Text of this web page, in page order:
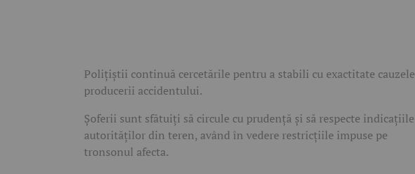
Polițiștii continuă cercetările pentru a stabili cu exactitate cauzele
producerii accidentului.
Șoferii sunt sfătuiți să circule cu prudență și să respecte indicațiile
autorităților din teren, având în vedere restricțiile impuse pe
tronsonul afecta.